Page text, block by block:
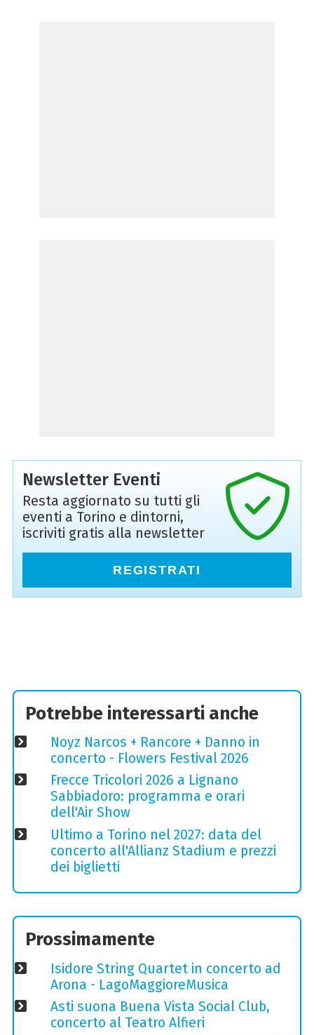
Newsletter Eventi
Resta aggiornato su tutti gli
eventi a Torino e dintorni,
iscriviti gratis alla newsletter
REGISTRATI
Potrebbe interessarti anche
Noyz Narcos + Rancore + Danno in
concerto - Flowers Festival 2026
Frecce Tricolori 2026 a Lignano
Sabbiadoro: programma e orari
dell'Air Show
Ultimo a Torino nel 2027: data del
concerto all'Allianz Stadium e prezzi
dei biglietti
Prossimamente
Isidore String Quartet in concerto ad
Arona - LagoMaggioreMusica
Asti suona Buena Vista Social Club,
concerto al Teatro Alfieri